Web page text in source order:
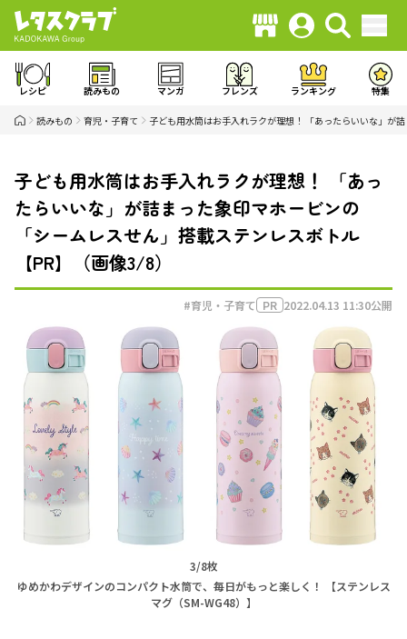
レシピ 読みもの マンガ フレンズ ランキング 特集
読みもの 育児・子育て 子ども用水筒はお手入れラクが理想！ 「あったらいいな」が
子ども用水筒はお手入れラクが理想！ 「あっ
たらいいな」が詰まった象印マホービンの
「シームレスせん」搭載ステンレスボトル
【PR】（画像3/8）
#育児・子育て PR 2022.04.13 11:30公開
3/8枚
ゆめかわデザインのコンパクト水筒で、毎日がもっと楽しく！ 【ステンレス
マグ（SM-WG48）】